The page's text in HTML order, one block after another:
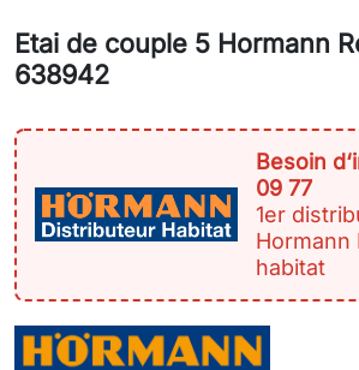
Etai de couple 5 Hormann
638942
Besoin
09 77
1er
Hormann
habitat